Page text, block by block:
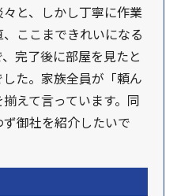
と、しかし丁寧に作業
ここまできれいになる
完了後に部屋を見たと
た。家族全員が「頼ん
えて言っています。同
御社を紹介したいで